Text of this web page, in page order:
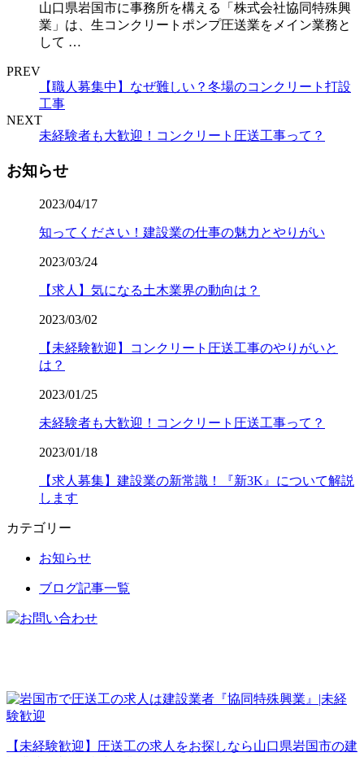
山口県岩国市に事務所を構える「株式会社協同特殊興
業」は、生コンクリートポンプ圧送業をメイン業務と
して …
PREV
【職人募集中】なぜ難しい？冬場のコンクリート打設
工事
NEXT
未経験者も大歓迎！コンクリート圧送工事って？
お知らせ
2023/04/17
知ってください！建設業の仕事の魅力とやりがい
2023/03/24
【求人】気になる土木業界の動向は？
2023/03/02
【未経験歓迎】コンクリート圧送工事のやりがいと
は？
2023/01/25
未経験者も大歓迎！コンクリート圧送工事って？
2023/01/18
【求人募集】建設業の新常識！『新3K』について解説
します
カテゴリー
お知らせ
ブログ記事一覧
【未経験歓迎】圧送工の求人をお探しなら山口県岩国市の建